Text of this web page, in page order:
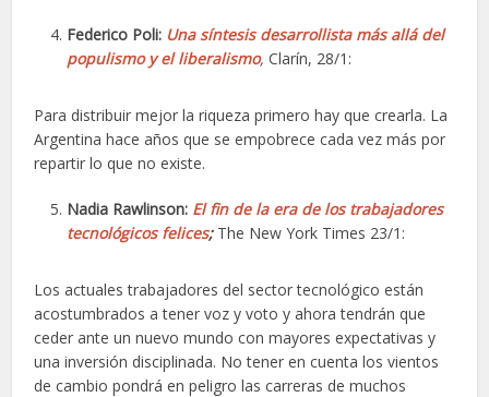
Federico Poli: Una síntesis desarrollista más allá del
populismo y el liberalismo, Clarín, 28/1:
Para distribuir mejor la riqueza primero hay que crearla. La
Argentina hace años que se empobrece cada vez más por
repartir lo que no existe.
Nadia Rawlinson: El fin de la era de los trabajadores
tecnológicos felices; The New York Times 23/1:
Los actuales trabajadores del sector tecnológico están
acostumbrados a tener voz y voto y ahora tendrán que
ceder ante un nuevo mundo con mayores expectativas y
una inversión disciplinada. No tener en cuenta los vientos
de cambio pondrá en peligro las carreras de muchos